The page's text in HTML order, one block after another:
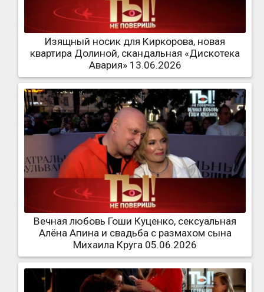
Изящный носик для Киркорова, новая
квартира Долиной, скандальная «Дискотека
Авария» 13.06.2026
Вечная любовь Гоши Куценко, сексуальная
Алёна Апина и свадьба с размахом сына
Михаила Круга 05.06.2026